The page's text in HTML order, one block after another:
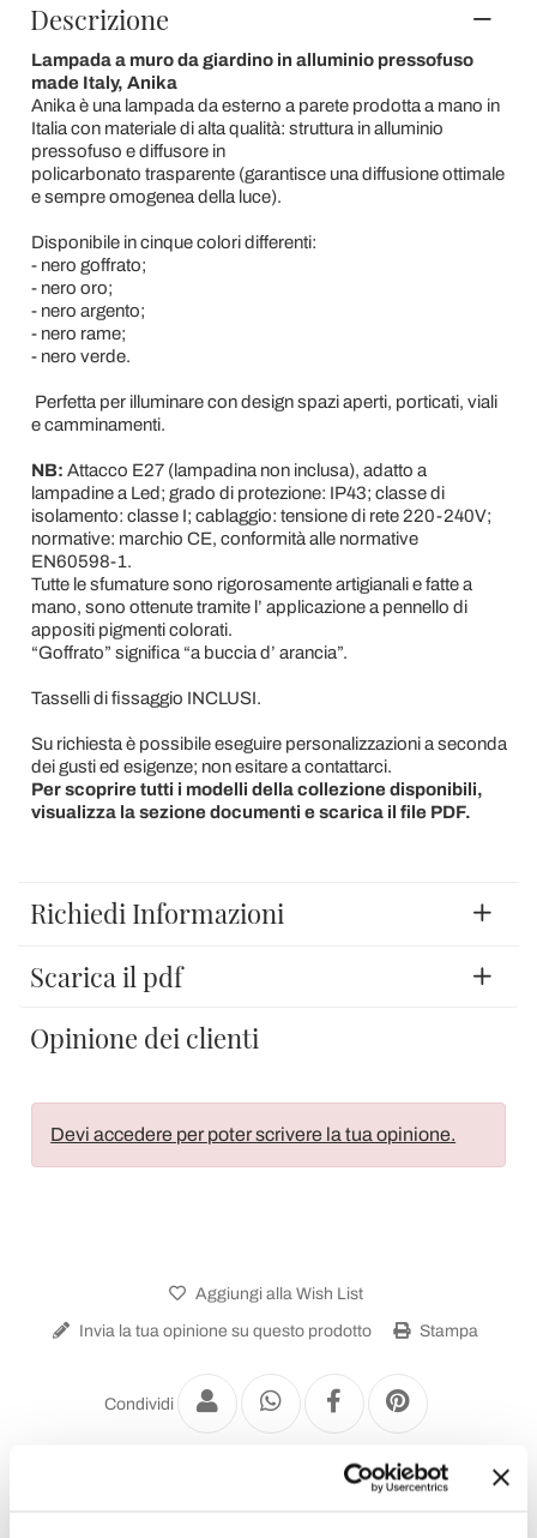
Descrizione
Lampada a muro da giardino in alluminio pressofuso
made Italy, Anika
Anika è una lampada da esterno a parete prodotta a mano in
Italia con materiale di alta qualità: struttura in alluminio
pressofuso e diffusore in
policarbonato trasparente (garantisce una diffusione ottimale
e sempre omogenea della luce).
Disponibile in cinque colori differenti:
- nero goffrato;
- nero oro;
- nero argento;
- nero rame;
- nero verde.
Perfetta per illuminare con design spazi aperti, porticati, viali
e camminamenti.
NB: Attacco E27 (lampadina non inclusa), adatto a
lampadine a Led; grado di protezione: IP43; classe di
isolamento: classe I; cablaggio: tensione di rete 220-240V;
normative: marchio CE, conformità alle normative
EN60598-1.
Tutte le sfumature sono rigorosamente artigianali e fatte a
mano, sono ottenute tramite l’ applicazione a pennello di
appositi pigmenti colorati.
“Goffrato” significa “a buccia d’ arancia”.
Tasselli di fissaggio INCLUSI.
Su richiesta è possibile eseguire personalizzazioni a seconda
dei gusti ed esigenze; non esitare a contattarci.
Per scoprire tutti i modelli della collezione disponibili,
visualizza la sezione documenti e scarica il file PDF.
Richiedi Informazioni
Scarica il pdf
Opinione dei clienti
Devi accedere per poter scrivere la tua opinione.
Aggiungi alla Wish List
Invia la tua opinione su questo prodotto Stampa
Condividi
Applique da Esterno